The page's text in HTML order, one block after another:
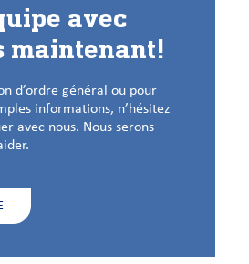
avec
maintenant!
d’ordre général ou pour
informations, n’hésitez
avec nous. Nous serons